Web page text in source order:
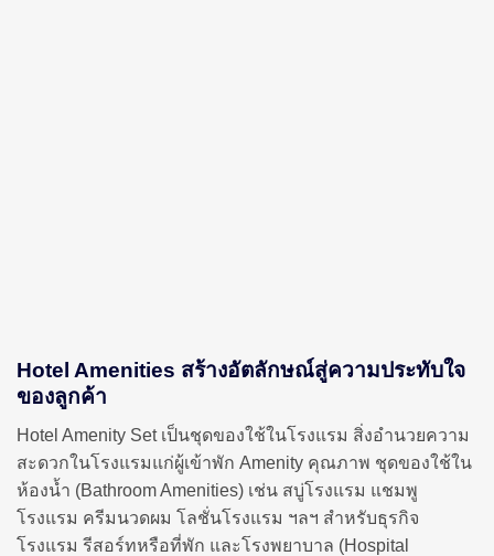
Hotel Amenities สร้างอัตลักษณ์สู่ความประทับใจ
ของลูกค้า
Hotel Amenity Set เป็นชุดของใช้ในโรงแรม สิ่งอำนวยความ
สะดวกในโรงแรมแก่ผู้เข้าพัก Amenity คุณภาพ ชุดของใช้ใน
ห้องน้ำ (Bathroom Amenities) เช่น สบู่โรงแรม แชมพู
โรงแรม ครีมนวดผม โลชั่นโรงแรม ฯลฯ สำหรับธุรกิจ
โรงแรม รีสอร์ทหรือที่พัก และโรงพยาบาล (Hospital